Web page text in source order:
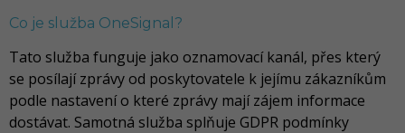
Co je služba OneSignal?
Tato služba funguje jako oznamovací kanál, přes který
se posílají zprávy od poskytovatele k jejímu zákazníkům
podle nastavení o které zprávy mají zájem informace
dostávat. Samotná služba splňuje GDPR podmínky